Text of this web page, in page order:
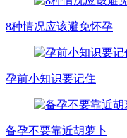
8种情况应该避免怀孕
孕前小知识要记住
备孕不要靠近胡萝卜